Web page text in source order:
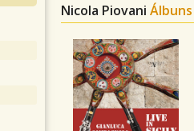
Nicola Piovani Álbuns